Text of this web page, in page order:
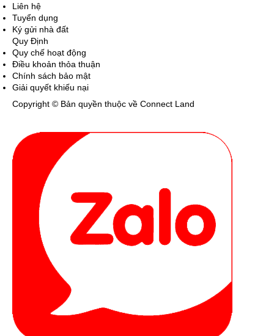
Liên hệ
Tuyển dụng
Ký gửi nhà đất
Quy Định
Quy chế hoạt động
Điều khoản thỏa thuận
Chính sách bảo mật
Giải quyết khiếu nại
Copyright © Bản quyền thuộc về Connect Land